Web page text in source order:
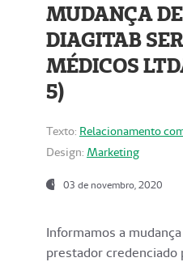
MUDANÇA
DIAGITAB
MÉDICOS
5)
Texto: Relacionamento
Design: Marketing
03 de novembro, 2020
Informamos a
prestador credenciado